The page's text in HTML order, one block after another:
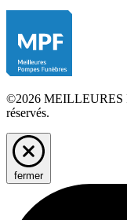
©2026 MEILLEURES
réservés.
fermer